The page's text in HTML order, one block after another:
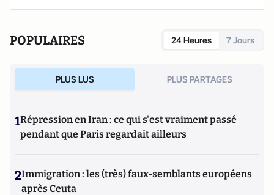
POPULAIRES 24 Heures 7 Jours
PLUS LUS PLUS PARTAGES
1Répression en Iran : ce qui s'est vraiment passé
pendant que Paris regardait ailleurs
2Immigration : les (très) faux-semblants européens
après Ceuta